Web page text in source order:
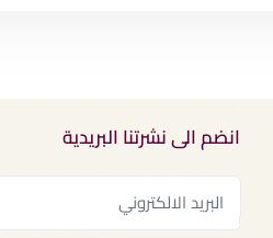
انضم الى نشرتنا البريدية